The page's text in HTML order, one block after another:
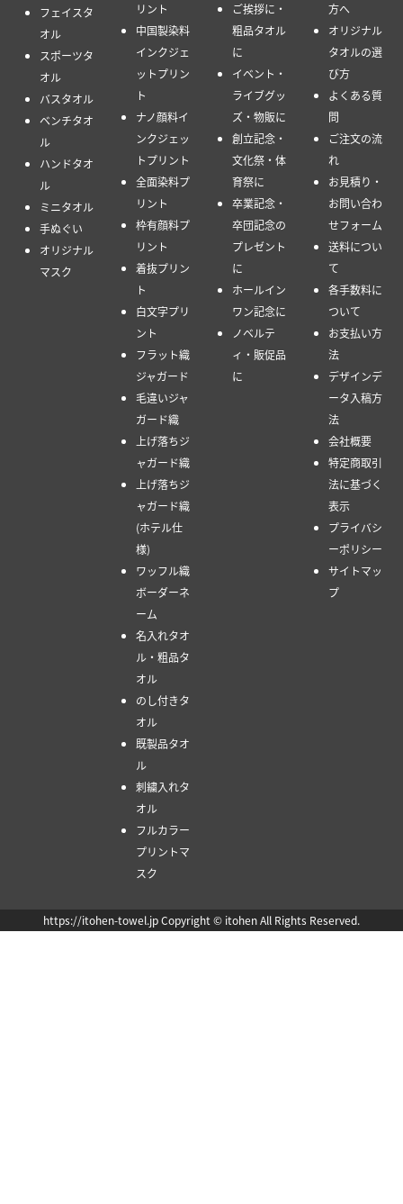
フェイスタ
オル
スポーツタ
オル
バスタオル
ベンチタオ
ル
ハンドタオ
ル
ミニタオル
手ぬぐい
オリジナル
マスク
リント
中国製染料
インクジェ
ットプリン
ト
ナノ顔料イ
ンクジェッ
トプリント
全面染料プ
リント
枠有顔料プ
リント
着抜プリン
ト
白文字プリ
ント
フラット織
ジャガード
毛違いジャ
ガード織
上げ落ちジ
ャガード織
上げ落ちジ
ャガード織
(ホテル仕
様)
ワッフル織
ボーダーネ
ーム
名入れタオ
ル・粗品タ
オル
のし付きタ
オル
既製品タオ
ル
刺繍入れタ
オル
フルカラー
プリントマ
スク
ご挨拶に・
粗品タオル
に
イベント・
ライブグッ
ズ・物販に
創立記念・
文化祭・体
育祭に
卒業記念・
卒団記念の
プレゼント
に
ホールイン
ワン記念に
ノベルテ
ィ・販促品
に
方へ
オリジナル
タオルの選
び方
よくある質
問
ご注文の流
れ
お見積り・
お問い合わ
せフォーム
送料につい
て
各手数料に
ついて
お支払い方
法
デザインデ
ータ入稿方
法
会社概要
特定商取引
法に基づく
表示
プライバシ
ーポリシー
サイトマッ
プ
https://itohen-towel.jp Copyright © itohen All Rights Reserved.